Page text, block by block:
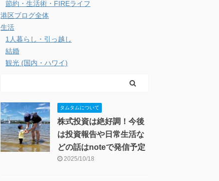
節約・生活術・FIREライフ
港区ブログ全体
生活
1人暮らし・引っ越し
結婚
観光 (国内・ハワイ)
タムタムについて
株式投資は絶好調！今後
は投資報告や日常生活な
どの話はnoteで発信予定
2025/10/18